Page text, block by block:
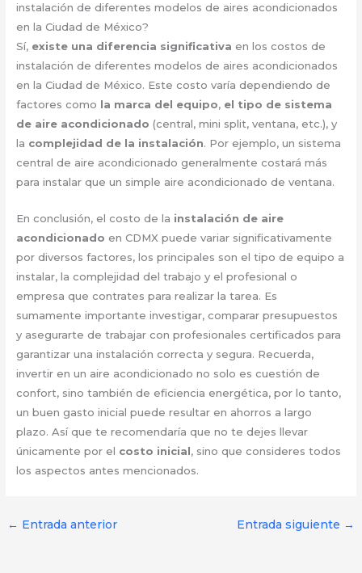
instalación de diferentes modelos de aires acondicionados
en la Ciudad de México?
Sí, existe una diferencia significativa en los costos de
instalación de diferentes modelos de aires acondicionados
en la Ciudad de México. Este costo varía dependiendo de
factores como la marca del equipo, el tipo de sistema
de aire acondicionado (central, mini split, ventana, etc.), y
la complejidad de la instalación. Por ejemplo, un sistema
central de aire acondicionado generalmente costará más
para instalar que un simple aire acondicionado de ventana.
En conclusión, el costo de la instalación de aire
acondicionado en CDMX puede variar significativamente
por diversos factores, los principales son el tipo de equipo a
instalar, la complejidad del trabajo y el profesional o
empresa que contrates para realizar la tarea. Es
sumamente importante investigar, comparar presupuestos
y asegurarte de trabajar con profesionales certificados para
garantizar una instalación correcta y segura. Recuerda,
invertir en un aire acondicionado no solo es cuestión de
confort, sino también de eficiencia energética, por lo tanto,
un buen gasto inicial puede resultar en ahorros a largo
plazo. Así que te recomendaría que no te dejes llevar
únicamente por el costo inicial, sino que consideres todos
los aspectos antes mencionados.
← Entrada anterior Entrada siguiente →